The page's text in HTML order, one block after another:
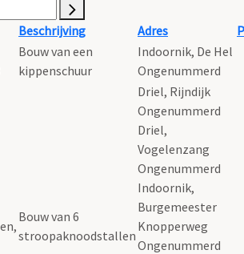
Beschrijving Adres
Bouw van een
kippenschuur
Indoornik, De Hel
Ongenummerd
Bouw van 6
stroopaknoodstallen
Driel, Rijndijk
Ongenummerd
Driel,
Vogelenzang
Ongenummerd
Indoornik,
Burgemeester
Knopperweg
Ongenummerd